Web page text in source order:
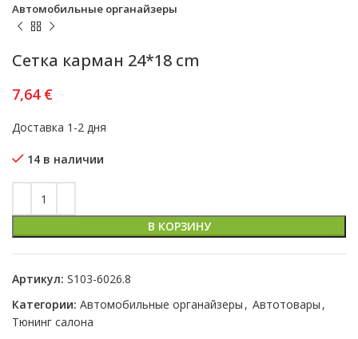
Автомобильные органайзеры
Сетка карман 24*18 cm
7,64 €
Доставка 1-2 дня
14 в наличии
В КОРЗИНУ
Артикул: S103-6026.8
Категории: Автомобильные органайзеры , Автотовары ,
Тюнинг салона